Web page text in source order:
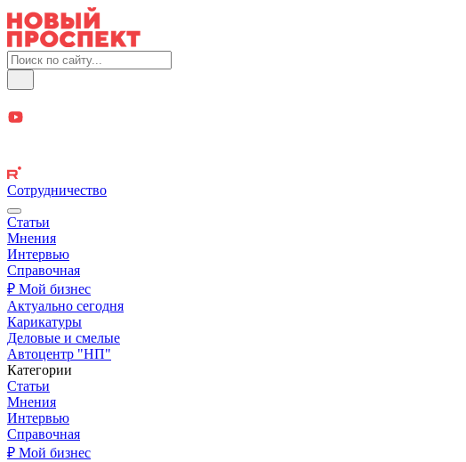
Сотрудничество
Статьи
Мнения
Интервью
Справочная
₽ Мой бизнес
Актуально сегодня
Карикатуры
Деловые и смелые
Автоцентр "НП"
Категории
Статьи
Мнения
Интервью
Справочная
₽ Мой бизнес